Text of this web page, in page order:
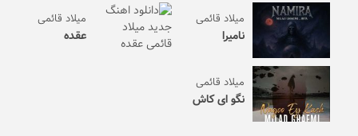
میلاد قائمی
نامیرا
میلاد قائمی
عقده
میلاد قائمی
نگو ای کاش